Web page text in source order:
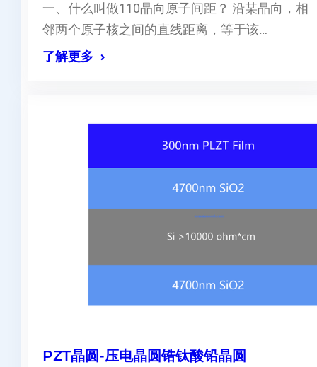
一、什么叫做110晶向原子间距？ 沿某晶向，相
邻两个原子核之间的直线距离，等于该…
了解更多
PZT晶圆-压电晶圆锆钛酸铅晶圆